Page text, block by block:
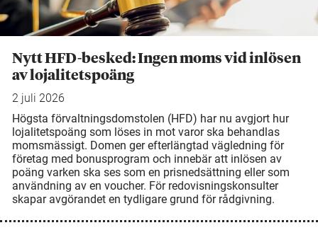
Nytt HFD-besked: Ingen moms vid inlösen
av lojalitetspoäng
2 juli 2026
Högsta förvaltningsdomstolen (HFD) har nu avgjort hur
lojalitetspoäng som löses in mot varor ska behandlas
momsmässigt. Domen ger efterlängtad vägledning för
företag med bonusprogram och innebär att inlösen av
poäng varken ska ses som en prisnedsättning eller som
användning av en voucher. För redovisningskonsulter
skapar avgörandet en tydligare grund för rådgivning.